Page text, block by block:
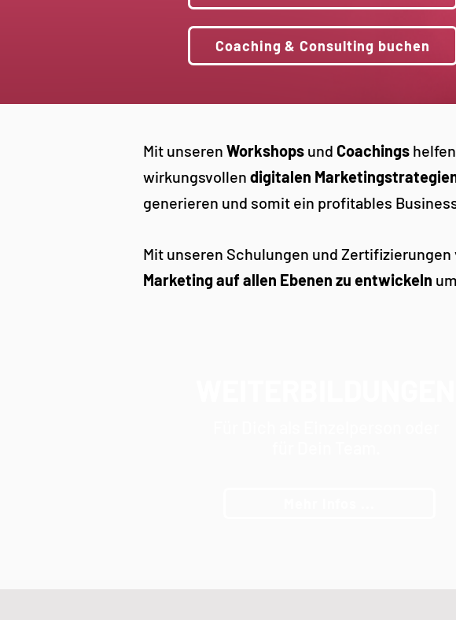
Coaching & Consulting buchen
Mit unseren Workshops und Coachings
wirkungsvollen digitalen
generieren und somit ein profitables
Mit unseren Schulungen und
Marketing auf allen Ebenen zu entwickeln